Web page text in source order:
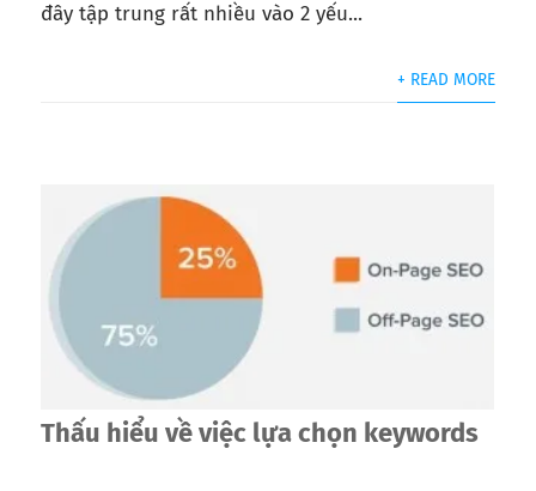
đây tập trung rất nhiều vào 2 yếu...
+ READ MORE
Thấu hiểu về việc lựa chọn keywords